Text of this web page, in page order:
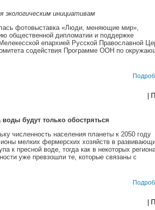
инициативам
фотовыставка «Люди, меняющие мир»,
общественной дипломатии и поддержке
епархией Русской Православной
содействия Программе ООН по
|
будут только обостряться
численность населения планеты к 2050 году
мелких фермерских хозяйств в
к пресной воде, тогда как в некоторых
уже превзошли те, которые связаны с
|